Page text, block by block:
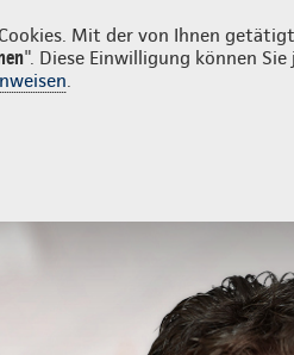
Mit der von Ihnen
". Diese Einwilligung können
.